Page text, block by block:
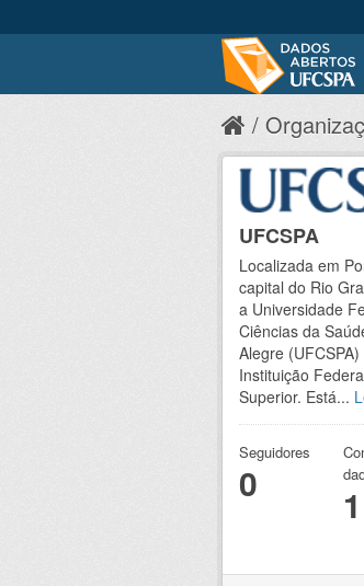
UFCSPA
Localizada em
capital do Rio
a Universidade
Ciências da
Alegre
Instituição
Superior. Está...
Seguidores
0 1